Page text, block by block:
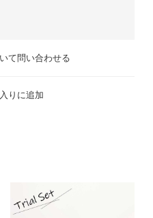
て問い合わせる
りに追加